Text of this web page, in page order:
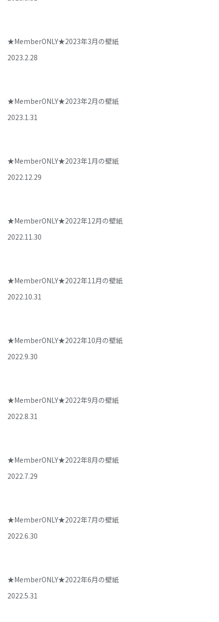
★MemberONLY★2023年3月の壁紙
2023.2.28
★MemberONLY★2023年2月の壁紙
2023.1.31
★MemberONLY★2023年1月の壁紙
2022.12.29
★MemberONLY★2022年12月の壁紙
2022.11.30
★MemberONLY★2022年11月の壁紙
2022.10.31
★MemberONLY★2022年10月の壁紙
2022.9.30
★MemberONLY★2022年9月の壁紙
2022.8.31
★MemberONLY★2022年8月の壁紙
2022.7.29
★MemberONLY★2022年7月の壁紙
2022.6.30
★MemberONLY★2022年6月の壁紙
2022.5.31